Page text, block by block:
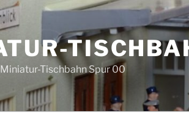
Tischbahn Spur 00